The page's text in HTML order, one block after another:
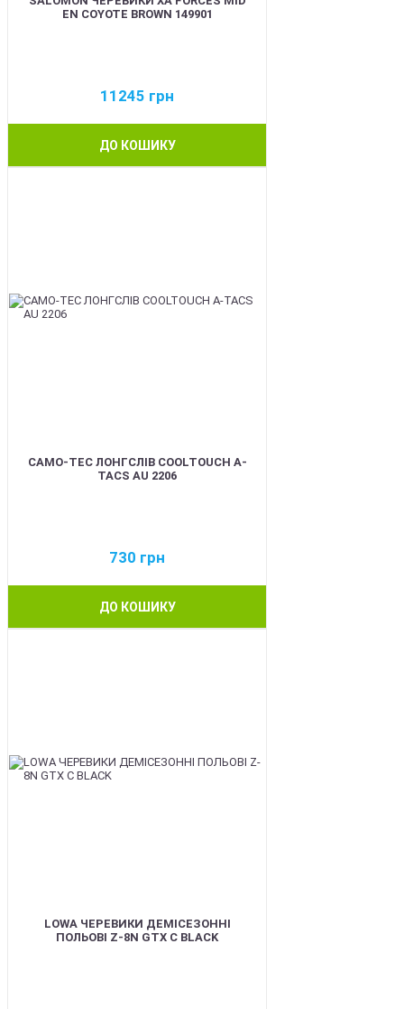
EN COYOTE BROWN 149901
11245 грн
ДО КОШИКУ
CAMO-TEC ЛОНГСЛІВ COOLTOUCH A-
TACS AU 2206
730 грн
ДО КОШИКУ
LOWA ЧЕРЕВИКИ ДЕМІСЕЗОННІ
ПОЛЬОВІ Z-8N GTX C BLACK